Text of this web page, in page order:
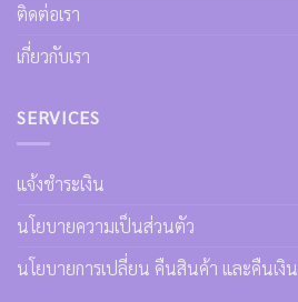
ติดต่อเรา
เกี่ยวกับเรา
SERVICES
แจ้งชำระเงิน
นโยบายความเป็นส่วนตัว
นโยบายการเปลี่ยน คืนสินค้า และคืนเงิน